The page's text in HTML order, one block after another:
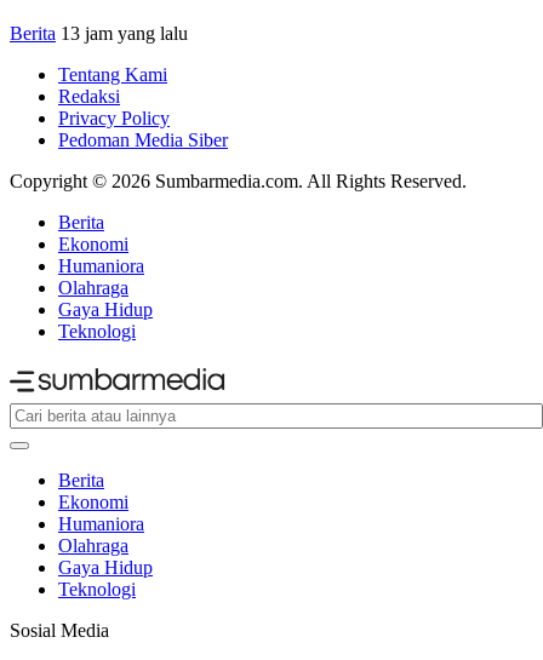
Berita 13 jam yang lalu
Tentang Kami
Redaksi
Privacy Policy
Pedoman Media Siber
Copyright © 2026 Sumbarmedia.com. All Rights Reserved.
Berita
Ekonomi
Humaniora
Olahraga
Gaya Hidup
Teknologi
Berita
Ekonomi
Humaniora
Olahraga
Gaya Hidup
Teknologi
Sosial Media